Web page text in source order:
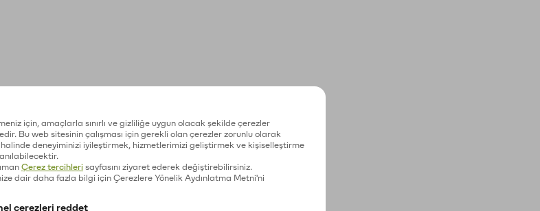
için, amaçlarla sınırlı ve gizliliğe uygun olacak şekilde çerezler
Bu web sitesinin çalışması için gerekli olan çerezler zorunlu olarak
halinde deneyiminizi iyileştirmek, hizmetlerimizi geliştirmek ve kişiselleştirme
Çerez tercihleri sayfasını ziyaret ederek değiştirebilirsiniz.
dair daha fazla bilgi için Çerezlere Yönelik Aydınlatma Metni'ni
çerezleri reddet